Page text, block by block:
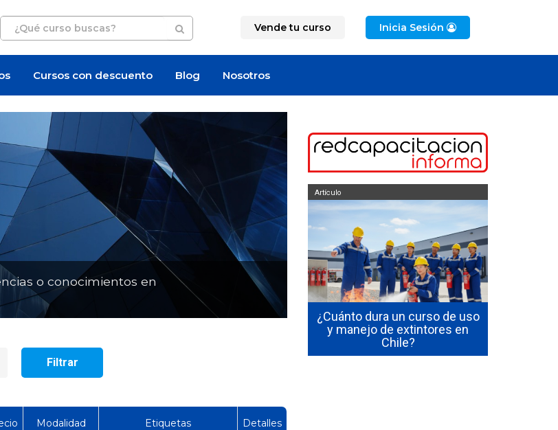
Vende tu curso Inicia Sesión
Cursos con descuento Blog Nosotros
o conocimientos en
Filtrar
Modalidad Etiquetas Detalles
cuesta certificarse en
industrial en Chile
¿Cuánto cuesta un curso de
manejo de extintores en Chile
¿Cuánto dura un curso de uso
y manejo de extintores en
Chile?
Artículo